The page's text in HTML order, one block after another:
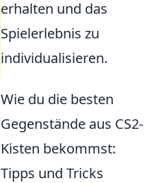
erhalten und das
Spielerlebnis zu
individualisieren.
Wie du die besten
Gegenstände aus CS2-
Kisten bekommst:
Tipps und Tricks